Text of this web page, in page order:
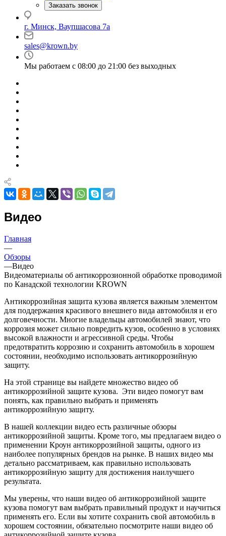
Заказать звонок
г. Минск, Ваупшасова 7а
sales@krown.by
Мы работаем с 08:00 до 21:00 без выходных
Видео
Главная
—
Обзоры
—Видео
Видеоматериалы об антикоррозионной обработке проводимой
по Канадской технологии KROWN
Антикоррозийная защита кузова является важным элементом
для поддержания красивого внешнего вида автомобиля и его
долговечности. Многие владельцы автомобилей знают, что
коррозия может сильно повредить кузов, особенно в условиях
высокой влажности и агрессивной среды. Чтобы
предотвратить коррозию и сохранить автомобиль в хорошем
состоянии, необходимо использовать антикоррозийную
защиту.
На этой странице вы найдете множество видео об
антикоррозийной защите кузова. Эти видео помогут вам
понять, как правильно выбрать и применять
антикоррозийную защиту.
В нашей коллекции видео есть различные обзоры
антикоррозийной защиты. Кроме того, мы предлагаем видео о
применении Кроун антикоррозийной защиты, одного из
наиболее популярных брендов на рынке. В наших видео мы
детально рассматриваем, как правильно использовать
антикоррозийную защиту для достижения наилучшего
результата.
Мы уверены, что наши видео об антикоррозийной защите
кузова помогут вам выбрать правильный продукт и научиться
применять его. Если вы хотите сохранить свой автомобиль в
хорошем состоянии, обязательно посмотрите наши видео об